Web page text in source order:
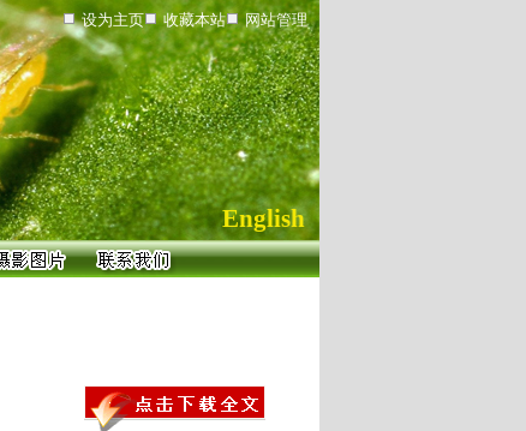
设为主页 收藏本站 网站管理
English